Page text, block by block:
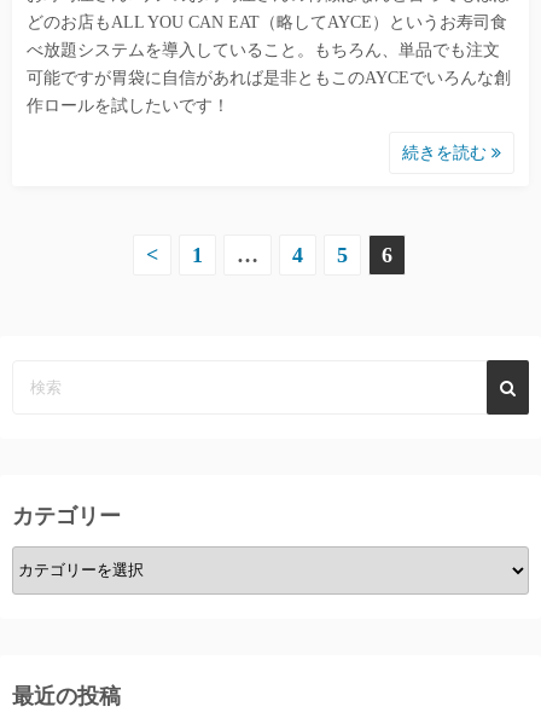
どのお店もALL YOU CAN EAT（略してAYCE）というお寿司食
べ放題システムを導入していること。もちろん、単品でも注文
可能ですが胃袋に自信があれば是非ともこのAYCEでいろんな創
作ロールを試したいです！
続きを読む
ペ
送
り
< 1 … 4 5 6
カテゴリー
カ
テ
ー
最近の投稿